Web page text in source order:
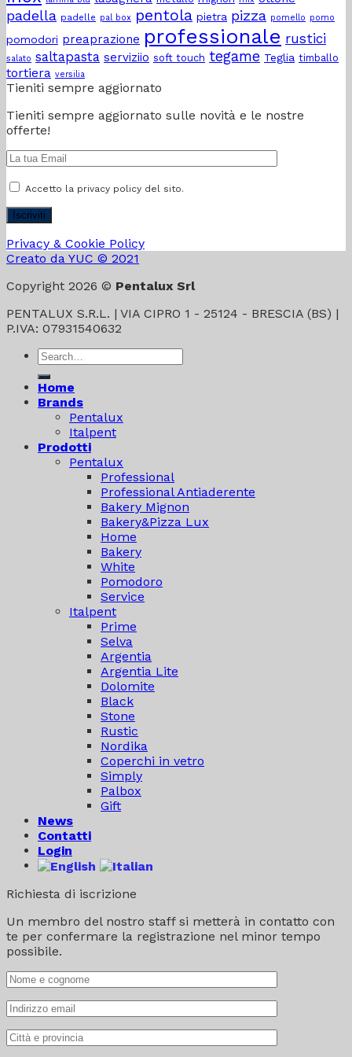
casa”?
padella padelle pal box pentola pietra pizza pomello pomo
pomodori preaprazione professionale rustici
salato saltapasta serviziio soft touch tegame Teglia timballo
tortiera versilia
Tieniti sempre aggiornato
Tieniti sempre aggiornato sulle novità e le nostre
offerte!
Accetto la privacy policy del sito.
Privacy & Cookie Policy
Creato da YUC © 2021
Copyright 2026 © Pentalux Srl
PENTALUX S.R.L. | VIA CIPRO 1 - 25124 - BRESCIA (BS) |
P.IVA: 07931540632
Search
for:
Home
Brands
Pentalux
Italpent
Prodotti
Pentalux
Professional
Professional Antiaderente
Bakery Mignon
Bakery&Pizza Lux
Home
Bakery
White
Pomodoro
Service
Italpent
Prime
Selva
Argentia
Argentia Lite
Dolomite
Black
Stone
Rustic
Nordika
Coperchi in vetro
Simply
Palbox
Gift
News
Contatti
Login
Richiesta di iscrizione
Un membro del nostro staff si metterà in contatto con
te per confermare la registrazione nel minor tempo
possibile.